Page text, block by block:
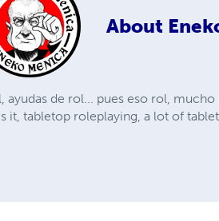
About
ayudas de rol... pues eso rol,
it, tabletop roleplaying, a lot of